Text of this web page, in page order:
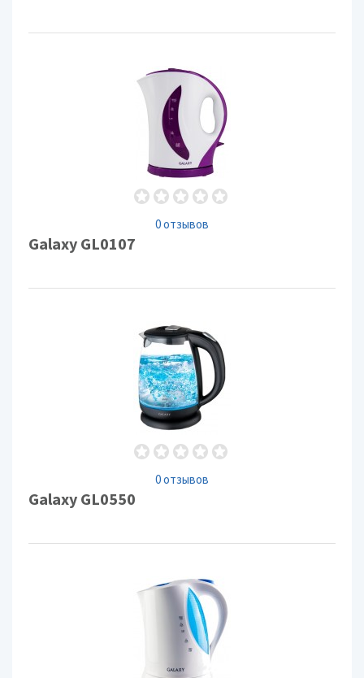
0 отзывов
Galaxy GL0107
0 отзывов
Galaxy GL0550